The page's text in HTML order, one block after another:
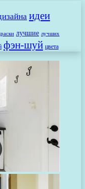
идеи
лучшие лучших
фэн-шуй цвета